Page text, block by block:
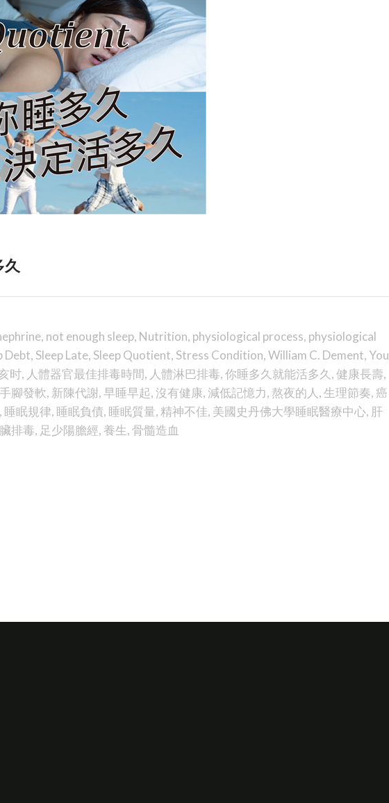
久
, not enough sleep, Nutrition, physiological process, physiological
Debt, Sleep Late, Sleep Quotient, Stress Condition,William C. Dement, You
时, 人體器官最佳排毒時間, 人體淋巴排毒,你睡多久就能活多久 ,健康長壽,
手腳發軟, 新陳代謝,早睡早起, 沒有健康, 減低記憶力,熬夜的人 , 生理節奏,癌
, 睡眠規律, 睡眠負債, 睡眠質量, 精神不佳, 美國史丹佛大學睡眠醫療中心, 肝
排毒, 足少陽膽經, 養生,骨髓造血